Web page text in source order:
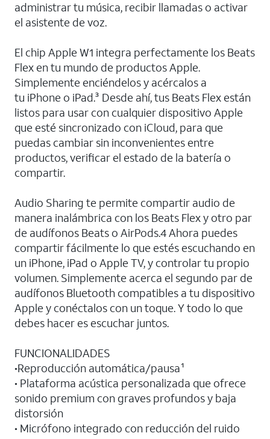
administrar tu música, recibir llamadas o activar
el asistente de voz.
El chip Apple W1 integra perfectamente los Beats
Flex en tu mundo de productos Apple.
Simplemente enciéndelos y acércalos a
tu iPhone o iPad.³ Desde ahí, tus Beats Flex están
listos para usar con cualquier dispositivo Apple
que esté sincronizado con iCloud, para que
puedas cambiar sin inconvenientes entre
productos, verificar el estado de la batería o
compartir.
Audio Sharing te permite compartir audio de
manera inalámbrica con los Beats Flex y otro par
de audífonos Beats o AirPods.4 Ahora puedes
compartir fácilmente lo que estés escuchando en
un iPhone, iPad o Apple TV, y controlar tu propio
volumen. Simplemente acerca el segundo par de
audífonos Bluetooth compatibles a tu dispositivo
Apple y conéctalos con un toque. Y todo lo que
debes hacer es escuchar juntos.
FUNCIONALIDADES
•Reproducción automática/pausa¹
• Plataforma acústica personalizada que ofrece
sonido premium con graves profundos y baja
distorsión
• Micrófono integrado con reducción del ruido